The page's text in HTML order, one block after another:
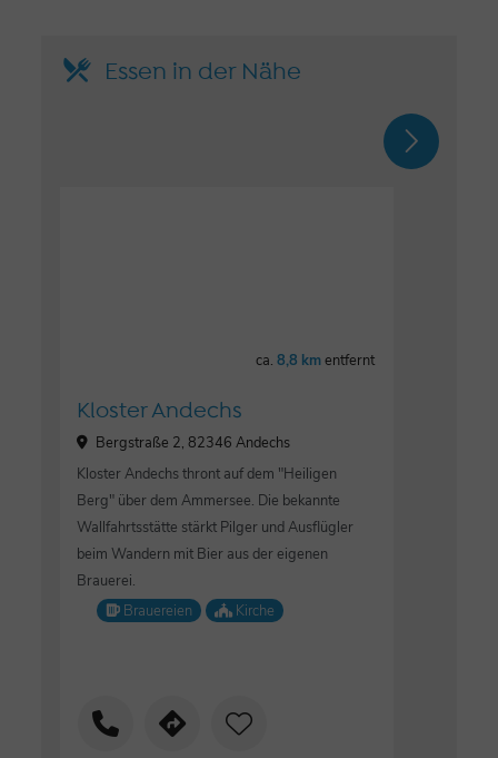
Essen in der Nähe
ca.8,8 kmentfernt
Kloster Andechs
Bergstraße 2, 82346 Andechs
Kloster Andechs thront auf dem "Heiligen
Berg" über dem Ammersee. Die bekannte
Wallfahrtsstätte stärkt Pilger und Ausflügler
beim Wandern mit Bier aus der eigenen
Brauerei.
Brauereien
Kirche